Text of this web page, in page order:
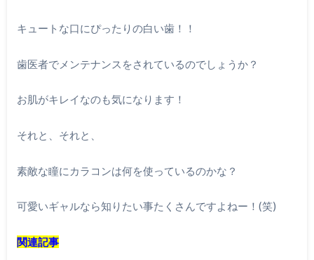
キュートな口にぴったりの白い歯！！
歯医者でメンテナンスをされているのでしょうか？
お肌がキレイなのも気になります！
それと、それと、
素敵な瞳にカラコンは何を使っているのかな？
可愛いギャルなら知りたい事たくさんですよねー！(笑)
関連記事